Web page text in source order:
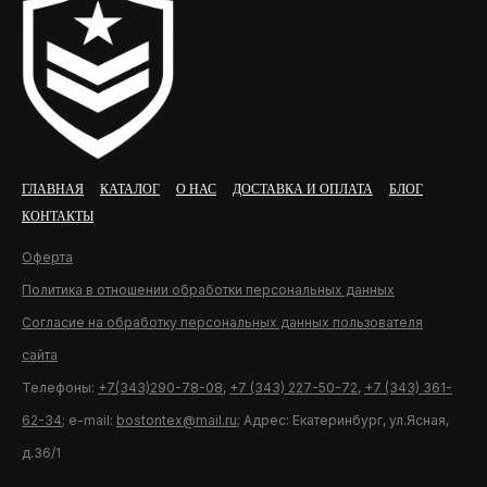
ГЛАВНАЯ КАТАЛОГ О НАС ДОСТАВКА И ОПЛАТА
БЛОГ
КОНТАКТЫ
Оферта
Политика в отношении обработки персональных данных
Согласие на обработку персональных данных пользователя
сайта
Телефоны: +7(343)290-78-08, +7 (343) 227-50-72, +7 (343) 361-
62-34; e-mail: bostontex@mail.ru; Адрес: Екатеринбург, ул.Ясная,
д.36/1